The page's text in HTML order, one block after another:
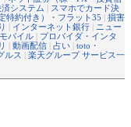
済システム | スマホでカード決
特約付き）・フラット35 | 損害
| インターネット銀行 | ニュー
バイル | プロバイダ・インタ
| 動画配信 | 占い | toto・
ルス | 楽天グループ サービス一